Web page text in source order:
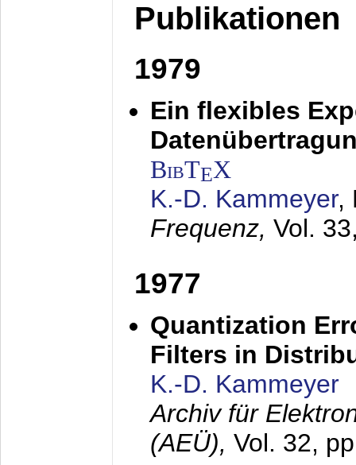
Publikationen
1979
Ein flexibles
BibTEX
K.-D. Kammeyer,
Frequenz, Vol.
1977
Quantization
Filters in
K.-D. Kammeyer
Archiv für
(AEÜ), Vol. 32,